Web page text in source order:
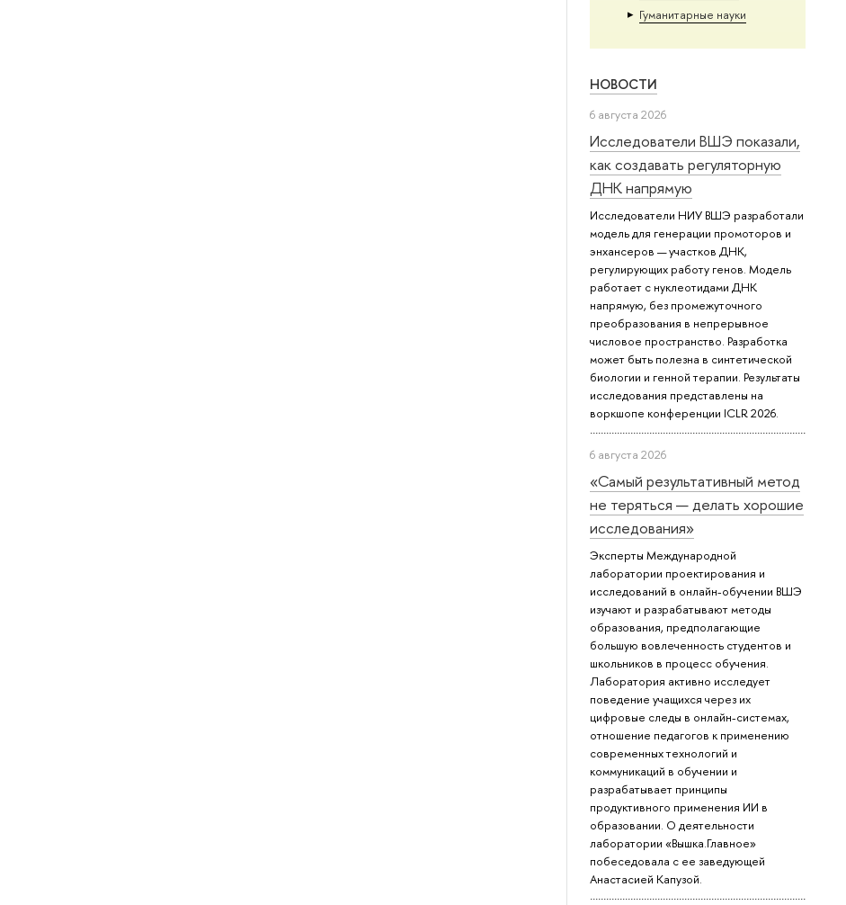
Гуманитарные науки
НОВОСТИ
6 августа 2026
Исследователи ВШЭ показали,
как создавать регуляторную
ДНК напрямую
Исследователи НИУ ВШЭ разработали
модель для генерации промоторов и
энхансеров — участков ДНК,
регулирующих работу генов. Модель
работает с нуклеотидами ДНК
напрямую, без промежуточного
преобразования в непрерывное
числовое пространство. Разработка
может быть полезна в синтетической
биологии и генной терапии. Результаты
исследования представлены на
воркшопе конференции ICLR 2026.
6 августа 2026
«Самый результативный метод
не теряться — делать хорошие
исследования»
Эксперты Международной
лаборатории проектирования и
исследований в онлайн-обучении ВШЭ
изучают и разрабатывают методы
образования, предполагающие
большую вовлеченность студентов и
школьников в процесс обучения.
Лаборатория активно исследует
поведение учащихся через их
цифровые следы в онлайн-системах,
отношение педагогов к применению
современных технологий и
коммуникаций в обучении и
разрабатывает принципы
продуктивного применения ИИ в
образовании. О деятельности
лаборатории «Вышка.Главное»
побеседовала с ее заведующей
Анастасией Капузой.